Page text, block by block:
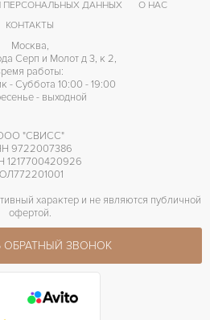
50 часов
ПЕРСОНАЛЬНЫХ ДАННЫХ
О НАС
КОНТАКТЫ
Москва,
Серп и Молот д 3, к 2,
работы:
- Суббота 10:00 - 19:00
- выходной
"СВИСС"
9722007386
1217700420926
характер и не являются публичной
офертой.
ОБРАТНЫЙ ЗВОНОК